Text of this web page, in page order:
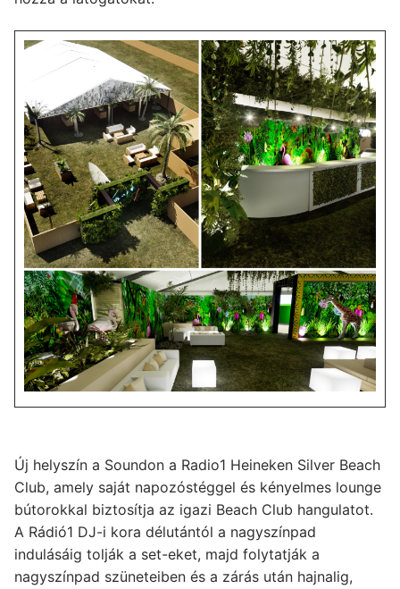
Új helyszín a Soundon a Radio1 Heineken Silver Beach
Club, amely saját napozóstéggel és kényelmes lounge
bútorokkal biztosítja az igazi Beach Club hangulatot.
A Rádió1 DJ-i kora délutántól a nagyszínpad
indulásáig tolják a set-eket, majd folytatják a
nagyszínpad szüneteiben és a zárás után hajnalig,